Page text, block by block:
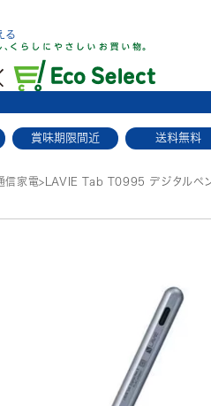
る
賞味期限間近 送料無料
信家電> LAVIE Tab T0995 デジタルペ